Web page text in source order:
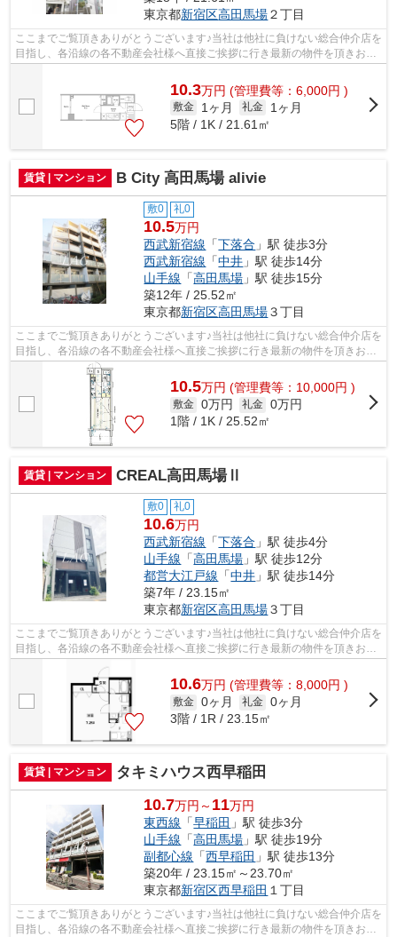
東京都新宿区高田馬場２丁目
ここまでご覧頂きありがとうございます♪当社は他社に負けない総合仲介店を
目指し、各沿線の各不動産会社様へ直接ご挨拶に行き最新の物件を頂きお客
10.3万円 (管理費等：6,000円 )
敷金 1ヶ月 礼金
1ヶ月
5階 / 1K / 21.61㎡
賃貸 | マンション B City 高田馬場 alivie
敷0 礼0
10.5万円
西武新宿線 「下落合 」駅 徒歩3分
西武新宿線 「中井 」駅 徒歩14分
山手線 「高田馬場 」駅 徒歩15分
築12年 / 25.52㎡
東京都新宿区高田馬場３丁目
ここまでご覧頂きありがとうございます♪当社は他社に負けない総合仲介店を
目指し、各沿線の各不動産会社様へ直接ご挨拶に行き最新の物件を頂きお客
様へ提供しております！最新の情報は...
10.5万円 (管理費等：10,000円 )
敷金 0万円 礼金 0万円
1階 / 1K / 25.52㎡
賃貸 | マンション CREAL高田馬場Ⅱ
敷0 礼0
10.6万円
西武新宿線 「下落合 」駅 徒歩4分
山手線 「高田馬場 」駅 徒歩12分
都営大江戸線 「中井 」駅 徒歩14分
築7年 / 23.15㎡
東京都新宿区高田馬場３丁目
ここまでご覧頂きありがとうございます♪当社は他社に負けない総合仲介店を
目指し、各沿線の各不動産会社様へ直接ご挨拶に行き最新の物件を頂きお客
様へ提供しております！最新の情報は...
10.6万円 (管理費等：8,000円 )
敷金 0ヶ月 礼金 0ヶ月
3階 / 1R / 23.15㎡
賃貸 | マンション タキミハウス西早稲田
10.7万円～ 11万円
東西線 「早稲田 」駅 徒歩3分
山手線 「高田馬場 」駅 徒歩19分
副都心線 「西早稲田 」駅 徒歩13分
築20年 / 23.15㎡～23.70㎡
東京都新宿区西早稲田 １丁目
ここまでご覧頂きありがとうございます♪当社は他社に負けない総合仲介店を
目指し、各沿線の各不動産会社様へ直接ご挨拶に行き最新の物件を頂きお客